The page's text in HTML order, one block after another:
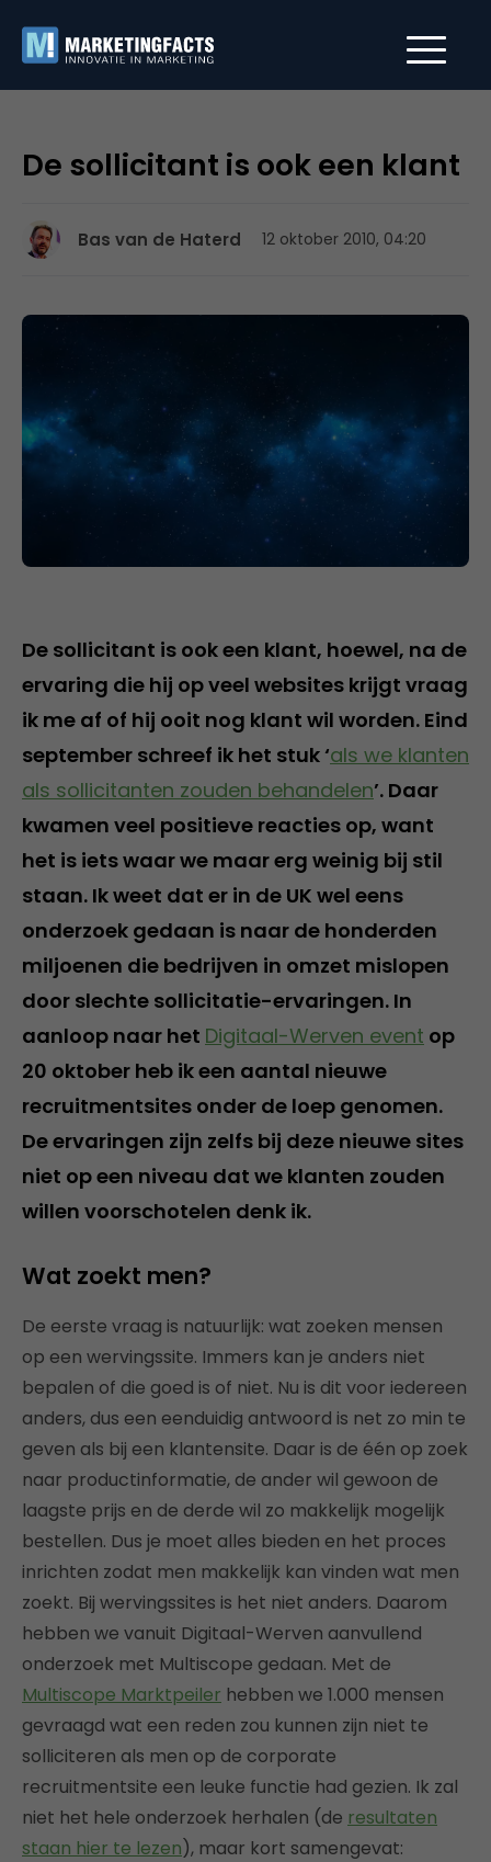
De sollicitant is ook een klant
Bas van de Haterd 12 oktober 2010, 04:20
De sollicitant is ook een klant, hoewel, na de
ervaring die hij op veel websites krijgt vraag
ik me af of hij ooit nog klant wil worden. Eind
september schreef ik het stuk ‘als we klanten
als sollicitanten zouden behandelen’. Daar
kwamen veel positieve reacties op, want
het is iets waar we maar erg weinig bij stil
staan. Ik weet dat er in de UK wel eens
onderzoek gedaan is naar de honderden
miljoenen die bedrijven in omzet mislopen
door slechte sollicitatie-ervaringen. In
aanloop naar het Digitaal-Werven event op
20 oktober heb ik een aantal nieuwe
recruitmentsites onder de loep genomen.
De ervaringen zijn zelfs bij deze nieuwe sites
niet op een niveau dat we klanten zouden
willen voorschotelen denk ik.
Wat zoekt men?
De eerste vraag is natuurlijk: wat zoeken mensen
op een wervingssite. Immers kan je anders niet
bepalen of die goed is of niet. Nu is dit voor iedereen
anders, dus een eenduidig antwoord is net zo min te
geven als bij een klantensite. Daar is de één op zoek
naar productinformatie, de ander wil gewoon de
laagste prijs en de derde wil zo makkelijk mogelijk
bestellen. Dus je moet alles bieden en het proces
inrichten zodat men makkelijk kan vinden wat men
zoekt. Bij wervingssites is het niet anders. Daarom
hebben we vanuit Digitaal-Werven aanvullend
onderzoek met Multiscope gedaan. Met de
Multiscope Marktpeiler hebben we 1.000 mensen
gevraagd wat een reden zou kunnen zijn niet te
solliciteren als men op de corporate
recruitmentsite een leuke functie had gezien. Ik zal
niet het hele onderzoek herhalen (de resultaten
staan hier te lezen), maar kort samengevat: